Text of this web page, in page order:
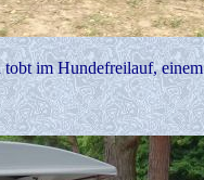
im Hundefreilauf,